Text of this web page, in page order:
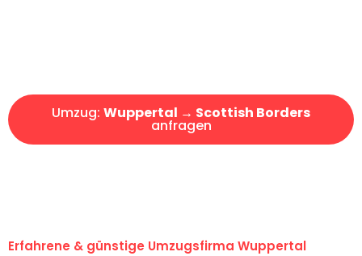
Umzug: Wuppertal → Scottish Borders
anfragen
Erfahrene & günstige Umzugsfirma Wuppertal